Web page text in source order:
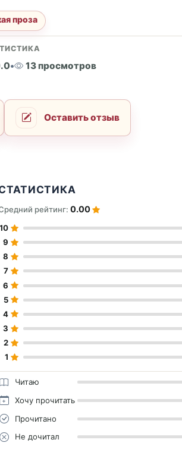
проза
• 13 просмотров
Оставить отзыв
рейтинг:0.00
10
9
8
7
6
5
4
3
2
1
Читаю
Хочу прочитать
Прочитано
Не дочитал